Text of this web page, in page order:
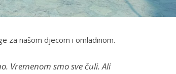
za našom djecom i omladinom.
Vremenom smo sve čuli. Ali